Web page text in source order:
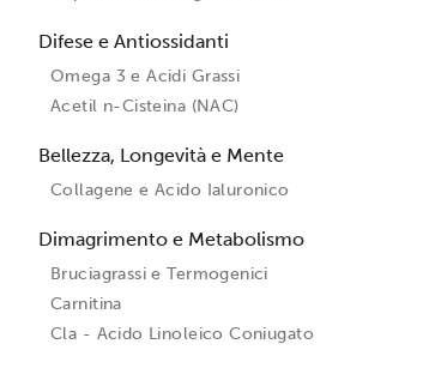
Difese e Antiossidanti
Omega 3 e Acidi Grassi
Acetil n-Cisteina (NAC)
Bellezza, Longevità e Mente
Collagene e Acido Ialuronico
Dimagrimento e Metabolismo
Bruciagrassi e Termogenici
Carnitina
Cla - Acido Linoleico Coniugato